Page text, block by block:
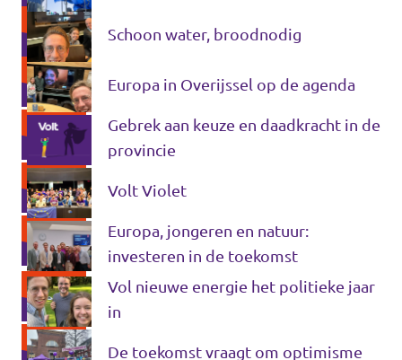
Gemeenteraadsverkiezingen 2026
Doneer
Voor leden
Vacatures
Almelo
Schoon water, broodnodig
Europa in Overijssel op de agenda
Gebrek aan keuze en daadkracht in de
provincie
Volt Violet
Europa, jongeren en natuur:
investeren in de toekomst
Vol nieuwe energie het politieke jaar
in
De toekomst vraagt om optimisme